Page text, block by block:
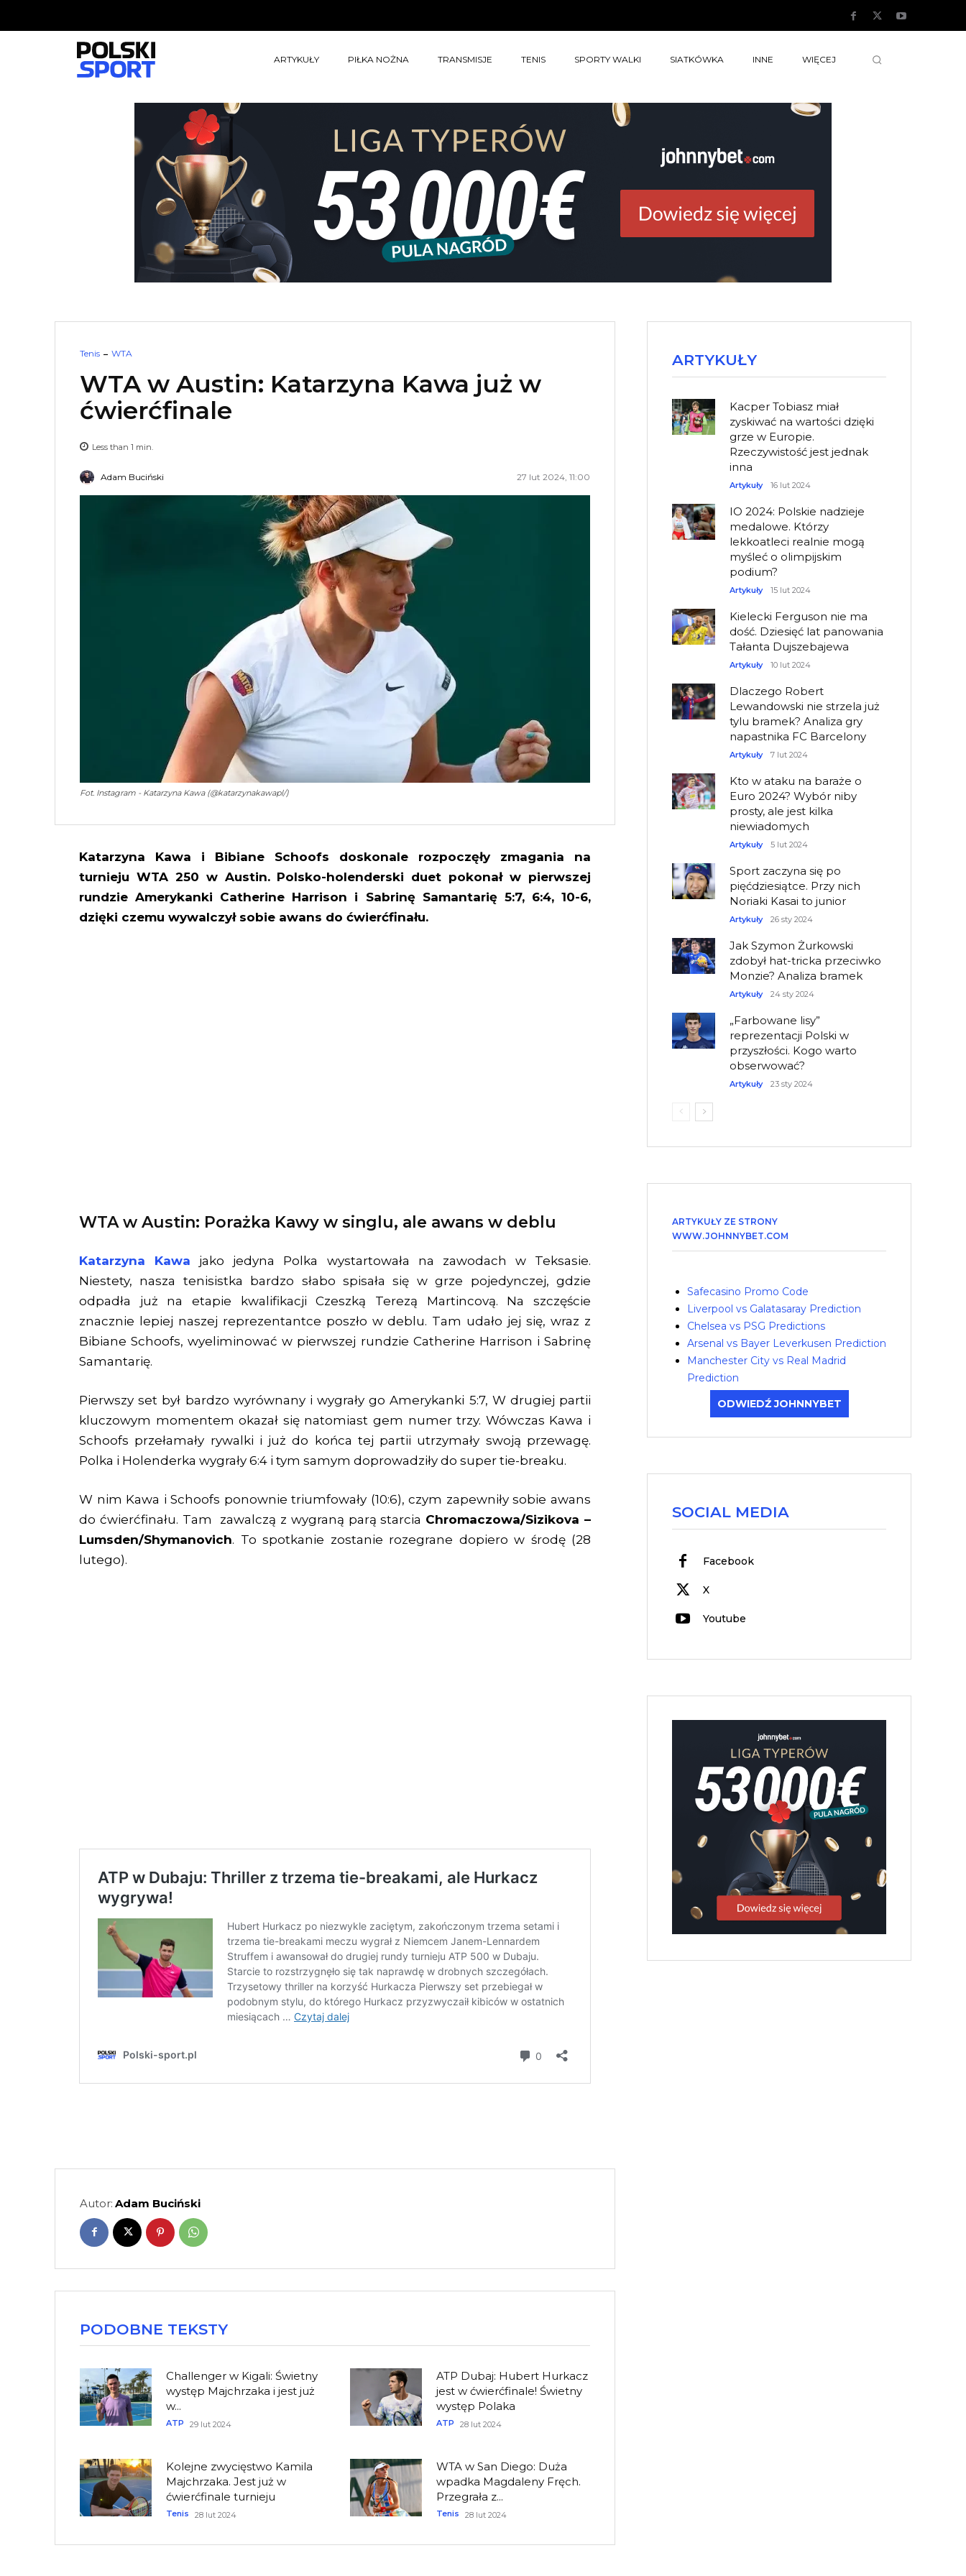
ARTYKUŁY PIŁKA NOŻNA TRANSMISJE TENIS SPORTY WALKI SIATKÓWKA INNE WIĘCEJ
Tenis WTA
WTA w Austin: Katarzyna Kawa już w
ćwierćfinale
Less than 1 min.
Adam Buciński 27 lut 2024, 11:00
Fot. Instagram - Katarzyna Kawa (@katarzynakawapl/)
Katarzyna Kawa i Bibiane Schoofs doskonale rozpoczęły zmagania na
turnieju WTA 250 w Austin. Polsko-holenderski duet pokonał w pierwszej
rundzie Amerykanki Catherine Harrison i Sabrinę Samantarię 5:7, 6:4, 10-6,
dzięki czemu wywalczył sobie awans do ćwierćfinału.
WTA w Austin: Porażka Kawy w singlu, ale awans w deblu
Katarzyna Kawa jako jedyna Polka wystartowała na zawodach w Teksasie.
Niestety, nasza tenisistka bardzo słabo spisała się w grze pojedynczej, gdzie
odpadła już na etapie kwalifikacji Czeszką Terezą Martincovą. Na szczęście
znacznie lepiej naszej reprezentantce poszło w deblu. Tam udało jej się, wraz z
Bibiane Schoofs, wyeliminować w pierwszej rundzie Catherine Harrison i Sabrinę
Samantarię.
Pierwszy set był bardzo wyrównany i wygrały go Amerykanki 5:7, W drugiej partii
kluczowym momentem okazał się natomiast gem numer trzy. Wówczas Kawa i
Schoofs przełamały rywalki i już do końca tej partii utrzymały swoją przewagę.
Polka i Holenderka wygrały 6:4 i tym samym doprowadziły do super tie-breaku.
W nim Kawa i Schoofs ponownie triumfowały (10:6), czym zapewniły sobie awans
do ćwierćfinału. Tam zawalczą z wygraną parą starcia Chromaczowa/Sizikova –
Lumsden/Shymanovich. To spotkanie zostanie rozegrane dopiero w środę (28
lutego).
Autor: Adam Buciński
PODOBNE TEKSTY
Challenger w Kigali: Świetny
występ Majchrzaka i jest już
w...
ATP 29 lut 2024
ATP Dubaj: Hubert Hurkacz
jest w ćwierćfinale! Świetny
występ Polaka
ATP 28 lut 2024
Kolejne zwycięstwo Kamila
Majchrzaka. Jest już w
ćwierćfinale turnieju
Tenis 28 lut 2024
WTA w San Diego: Duża
wpadka Magdaleny Fręch.
Przegrała z...
Tenis 28 lut 2024
ARTYKUŁY
Kacper Tobiasz miał
zyskiwać na wartości dzięki
grze w Europie.
Rzeczywistość jest jednak
inna
Artykuły 16 lut 2024
IO 2024: Polskie nadzieje
medalowe. Którzy
lekkoatleci realnie mogą
myśleć o olimpijskim
podium?
Artykuły 15 lut 2024
Kielecki Ferguson nie ma
dość. Dziesięć lat panowania
Tałanta Dujszebajewa
Artykuły 10 lut 2024
Dlaczego Robert
Lewandowski nie strzela już
tylu bramek? Analiza gry
napastnika FC Barcelony
Artykuły 7 lut 2024
Kto w ataku na baraże o
Euro 2024? Wybór niby
prosty, ale jest kilka
niewiadomych
Artykuły 5 lut 2024
Sport zaczyna się po
pięćdziesiątce. Przy nich
Noriaki Kasai to junior
Artykuły 26 sty 2024
Jak Szymon Żurkowski
zdobył hat-tricka przeciwko
Monzie? Analiza bramek
Artykuły 24 sty 2024
„Farbowane lisy”
reprezentacji Polski w
przyszłości. Kogo warto
obserwować?
Artykuły 23 sty 2024
ARTYKUŁY ZE STRONY
WWW.JOHNNYBET.COM
Safecasino Promo Code
Liverpool vs Galatasaray Prediction
Chelsea vs PSG Predictions
Arsenal vs Bayer Leverkusen Prediction
Manchester City vs Real Madrid
Prediction
ODWIEDŹ JOHNNYBET
SOCIAL MEDIA
Facebook
X
Youtube